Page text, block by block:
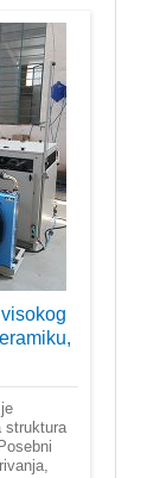
struktura